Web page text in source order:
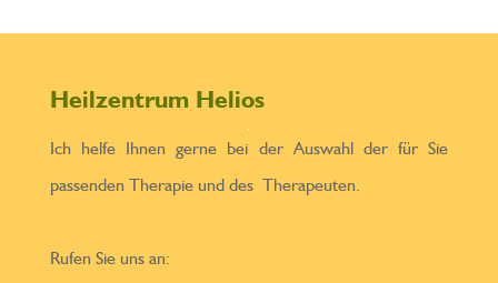
Heilzentrum Helios
Ich helfe Ihnen gerne bei der Auswahl der für Sie
passenden Therapie und des Therapeuten.
Rufen Sie uns an: